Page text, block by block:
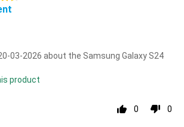
03-2026 about the Samsung Galaxy S24
product
0 0